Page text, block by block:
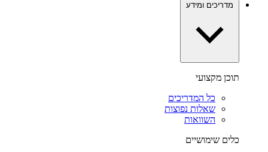
מדריכים ומידע
תוכן מקצועי
כל המדריכים
שאלות נפוצות
השוואות
כלים שימושיים